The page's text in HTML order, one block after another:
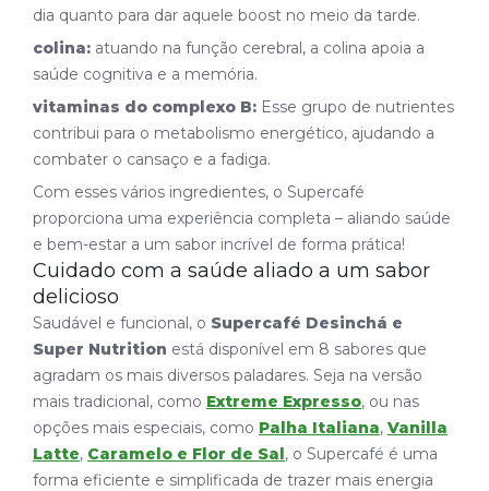
dia quanto para dar aquele boost no meio da tarde.
colina: atuando na função cerebral, a colina apoia a
saúde cognitiva e a memória.
vitaminas do complexo B: Esse grupo de nutrientes
contribui para o metabolismo energético, ajudando a
combater o cansaço e a fadiga.
Com esses vários ingredientes, o Supercafé
proporciona uma experiência completa – aliando saúde
e bem-estar a um sabor incrível de forma prática!
Cuidado com a saúde aliado a um sabor
delicioso
Saudável e funcional, o Supercafé Desinchá e
Super Nutrition está disponível em 8 sabores que
agradam os mais diversos paladares. Seja na versão
mais tradicional, como Extreme Expresso, ou nas
opções mais especiais, como Palha Italiana, Vanilla
Latte, Caramelo e Flor de Sal, o Supercafé é uma
forma eficiente e simplificada de trazer mais energia